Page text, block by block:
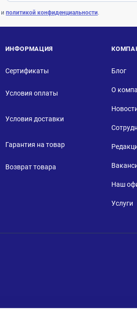
и политикой конфиденциальности.
ИНФОРМАЦИЯ
Сертификаты
Условия оплаты
Условия доставки
Гарантия на товар
Возврат товара
Блог
О
Наш
Услуги